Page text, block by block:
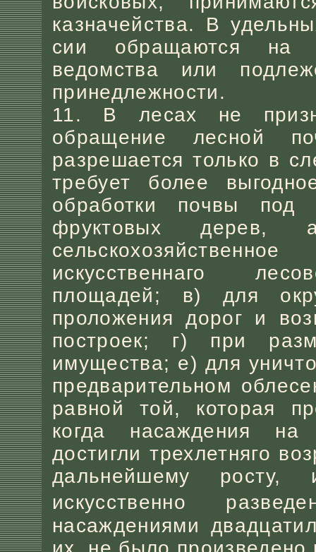
казначейства. В
сии обращаются на
ведомства или
принедлежности.
11. В лесах не
обращение лесной
разрешается только в
требует более
обработки почвы под
фруктовых дерев,
искусственнаго
площадей; в) для
проложения дорог и
построек; г) при
имущества; е) для
предварительном
равной той, которая
когда насаждения на
достигли трехлетняго
дальнейшему
искусственно
насаждениями